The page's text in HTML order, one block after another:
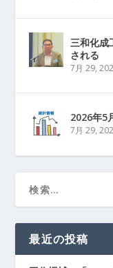
三和化成
される
7月 29,
2026年5
7月 29,
最近の投稿